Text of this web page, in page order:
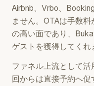
Airbnb、Vrbo、
ません。OTAは手数
の高い面であり、
ゲストを獲得してくれ
ファネル上流として
回からは直接予約へ